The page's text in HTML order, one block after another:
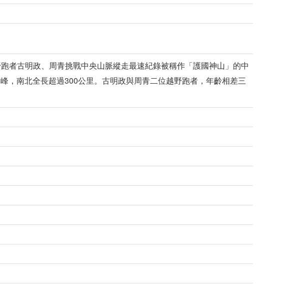
古明政、周青挑戰中央山脈縱走最速紀錄被稱作「護國神山」的中
，南北全長超過300公里。古明政與周青二位越野跑者，年齡相差三